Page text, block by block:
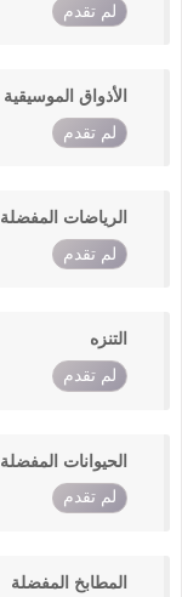
لم تقدم
الأذواق الموسيقية
لم تقدم
الرياضات المفضلة
لم تقدم
التنزه
لم تقدم
الحيوانات المفضلة
لم تقدم
المطابخ المفضلة